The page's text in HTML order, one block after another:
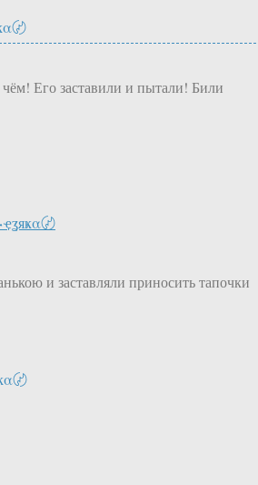
〄
Его заставили и пытали! Били
〄
и заставляли приносить тапочки
〄